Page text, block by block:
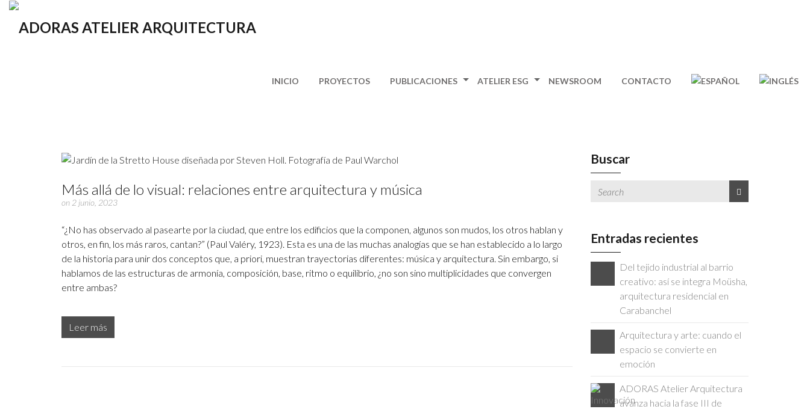
INICIO PROYECTOS PUBLICACIONES ATELIER ESG NEWSROOM CONTACTO
Más allá de lo visual: relaciones entre arquitectura y música
on 2 junio, 2023
“¿No has observado al pasearte por la ciudad, que entre los edificios que la componen, algunos son mudos, los otros hablan y
otros, en fin, los más raros, cantan?” (Paul Valéry, 1923). Esta es una de las muchas analogías que se han establecido a lo largo
de la historia para unir dos conceptos que, a priori, muestran trayectorias diferentes: música y arquitectura. Sin embargo, si
hablamos de las estructuras de armonía, composición, base, ritmo o equilibrio, ¿no son sino multiplicidades que convergen
entre ambas?
Leer más
Buscar
Entradas recientes
Del tejido industrial al barrio
creativo: así se integra Moüsha,
arquitectura residencial en
Carabanchel
Arquitectura y arte: cuando el
espacio se convierte en
emoción
ADORAS Atelier Arquitectura
avanza hacia la fase III de